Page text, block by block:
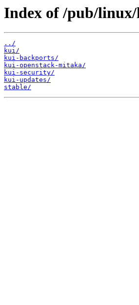
Index of /pub/
../
kui/
kui-backports/
kui-openstack-mitaka/
kui-security/
kui-updates/
stable/